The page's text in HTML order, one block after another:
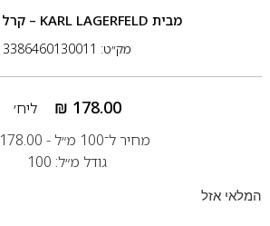
מבית KARL LAGERFELD – קרל לגרפלד
מק״ט: 3386460130011
₪ 178.00
ליח׳
מחיר ל־100 מ״ל -
178.00
גודל מ״ל: 100
המלאי אזל